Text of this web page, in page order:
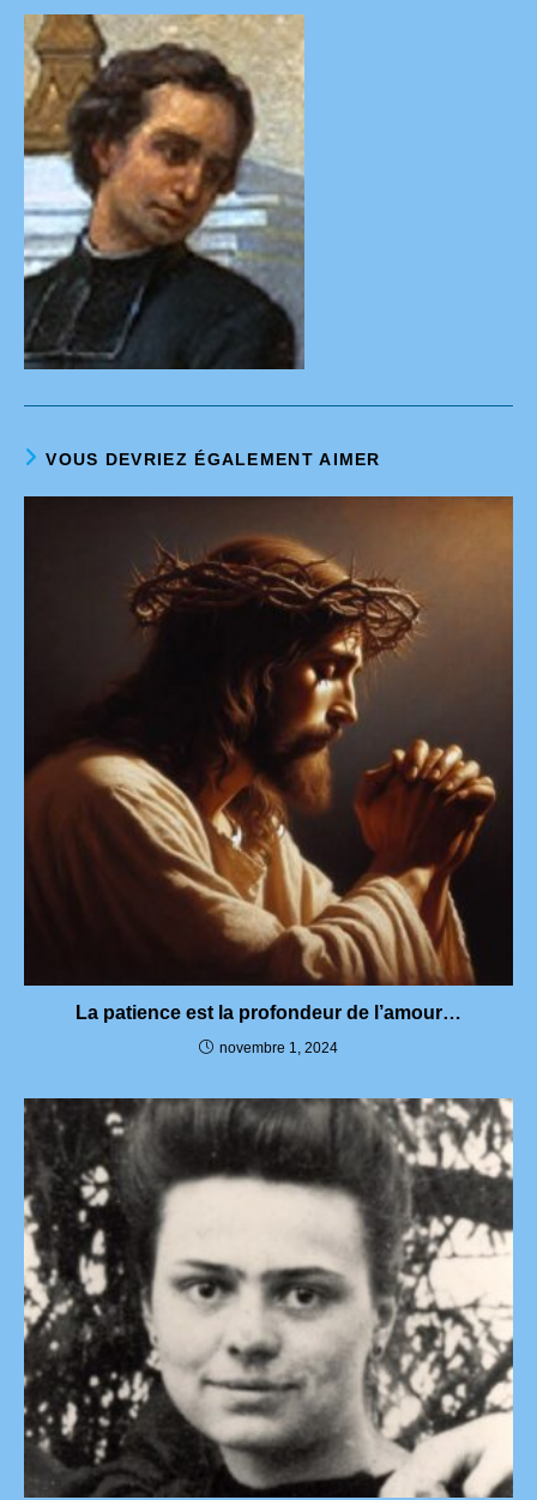
VOUS DEVRIEZ ÉGALEMENT AIMER
La patience est la profondeur de l’amour…
novembre 1, 2024